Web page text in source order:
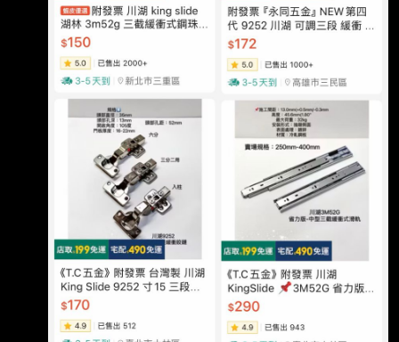
名： 原文內容： 大盤重挫仍逆勢強攻 AI 伺服
器供應鏈